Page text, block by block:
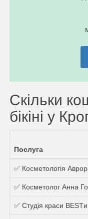
Скільки
бікіні у
Послуга
✅ Косметологія
✅ Косметолог Анна
✅ Студія краси